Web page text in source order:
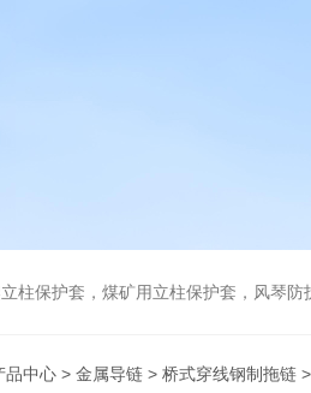
柱保护套，煤矿用立柱保护套，风琴
品中心 > 金属导链 > 桥式穿线钢制拖链